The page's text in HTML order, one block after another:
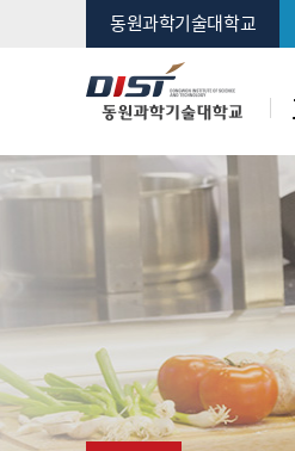
동원과학기술대학교